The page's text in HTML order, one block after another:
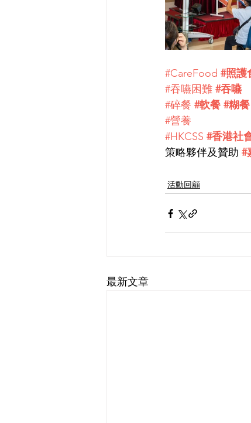
#CareFood #照護
#吞嚥困難 #吞嚥
#碎餐 #軟餐 #糊餐
#營養
#HKCSS #香港社
策略夥伴及贊助 #
活動回顧
最新文章